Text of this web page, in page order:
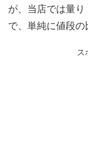
が、当店では量
で、単純に値段の
ス